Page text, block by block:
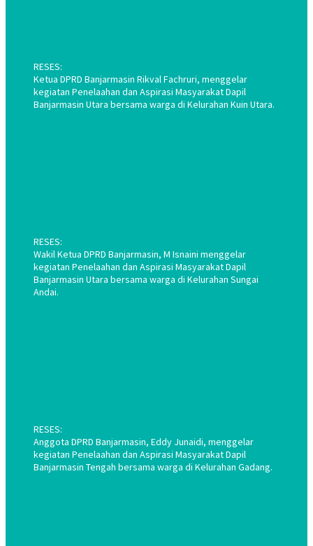
RESES:
Ketua DPRD Banjarmasin Rikval Fachruri, menggelar
kegiatan Penelaahan dan Aspirasi Masyarakat Dapil
Banjarmasin Utara bersama warga di Kelurahan Kuin Utara.
RESES:
Wakil Ketua DPRD Banjarmasin, M Isnaini menggelar
kegiatan Penelaahan dan Aspirasi Masyarakat Dapil
Banjarmasin Utara bersama warga di Kelurahan Sungai
Andai.
RESES:
Anggota DPRD Banjarmasin, Eddy Junaidi, menggelar
kegiatan Penelaahan dan Aspirasi Masyarakat Dapil
Banjarmasin Tengah bersama warga di Kelurahan Gadang.